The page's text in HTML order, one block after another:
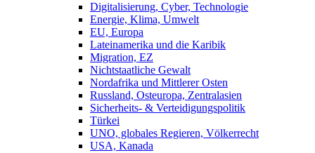
Digitalisierung, Cyber, Technologie
Energie, Klima, Umwelt
EU, Europa
Lateinamerika und die Karibik
Migration, EZ
Nichtstaatliche Gewalt
Nordafrika und Mittlerer Osten
Russland, Osteuropa, Zentralasien
Sicherheits- & Verteidigungspolitik
Türkei
UNO, globales Regieren, Völkerrecht
USA, Kanada